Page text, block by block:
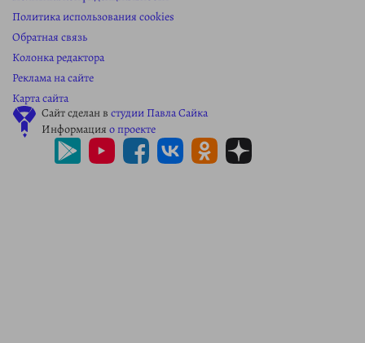
Политика использования cookies
Обратная связь
Колонка редактора
Реклама на сайте
Карта сайта
Сайт сделан в студии Павла Сайка
Информация о проекте